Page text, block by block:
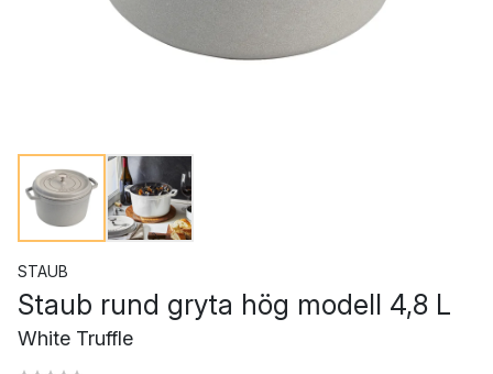
STAUB
Staub rund gryta hög modell 4,8 L
White Truffle